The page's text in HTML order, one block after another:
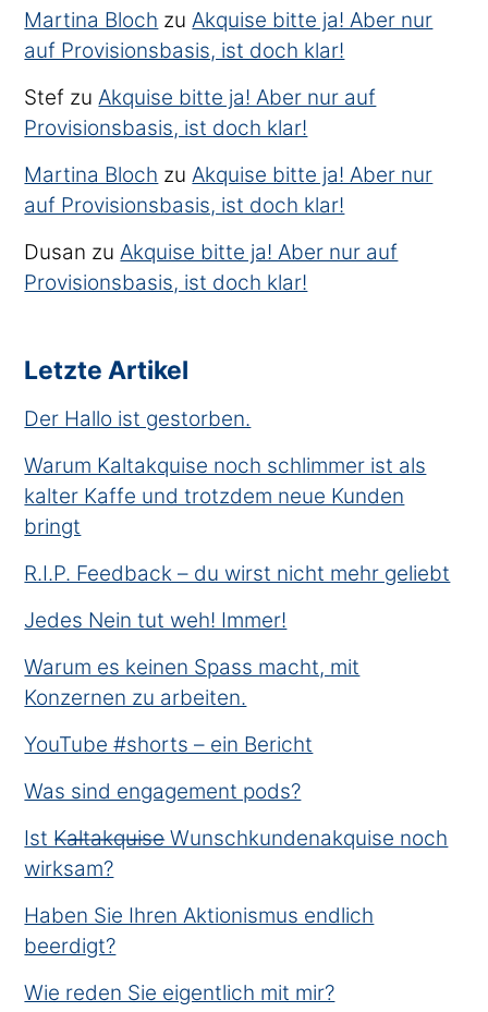
Martina Bloch zuAkquise bitte ja! Aber nur
auf Provisionsbasis, ist doch klar!
Stef zuAkquise bitte ja! Aber nur auf
Provisionsbasis, ist doch klar!
Martina Bloch zuAkquise bitte ja! Aber nur
auf Provisionsbasis, ist doch klar!
Dusan zuAkquise bitte ja! Aber nur auf
Provisionsbasis, ist doch klar!
Letzte Artikel
Der Hallo ist gestorben.
Warum Kaltakquise noch schlimmer ist als
kalter Kaffe und trotzdem neue Kunden
bringt
R.I.P. Feedback – du wirst nicht mehr geliebt
Jedes Nein tut weh! Immer!
Warum es keinen Spass macht, mit
Konzernen zu arbeiten.
YouTube #shorts – ein Bericht
Was sind engagement pods?
Ist K̶a̶l̶t̶a̶k̶q̶u̶i̶s̶e̶ Wunschkundenakquise noch
wirksam?
Haben Sie Ihren Aktionismus endlich
beerdigt?
Wie reden Sie eigentlich mit mir?